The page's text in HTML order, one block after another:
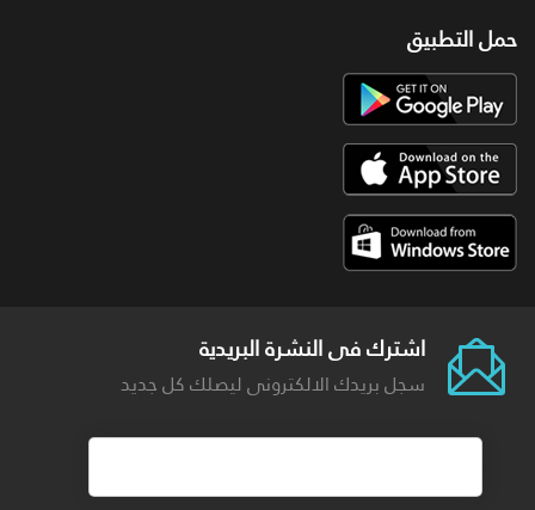
حمل التطبيق
اشترك فى النشرة البريدية
سجل بريدك الالكترونى ليصلك كل جديد